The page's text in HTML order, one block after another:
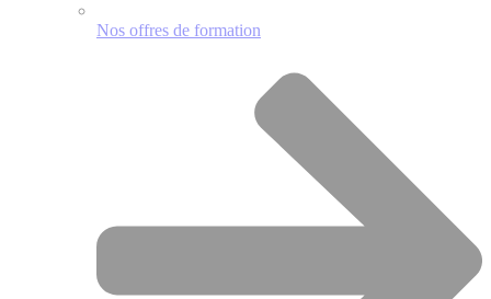
Nos offres de formation